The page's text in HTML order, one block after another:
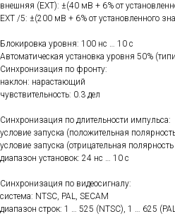
внешняя (EXT): ±(40 мВ + 6% от
EXT /5: ±(200 мВ + 6% от установленного
Блокировка уровня: 100 нс … 10 с
Автоматическая установка уровня 50%
Синхронизация по фронту:
наклон: нарастающий
чувствительность: 0.3 дел
Синхронизация по длительности импульса:
условие запуска (положительная
условие запуска (отрицательная
диапазон установок: 24 нс … 10 с
Синхронизация по видеосигналу:
система: NTSC, PAL, SECAM
диапазон строк: 1 … 525 (NTSC), 1 … 625